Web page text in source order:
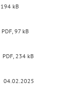
194 kB
PDF, 97 kB
PDF, 234 kB
04.02.2025